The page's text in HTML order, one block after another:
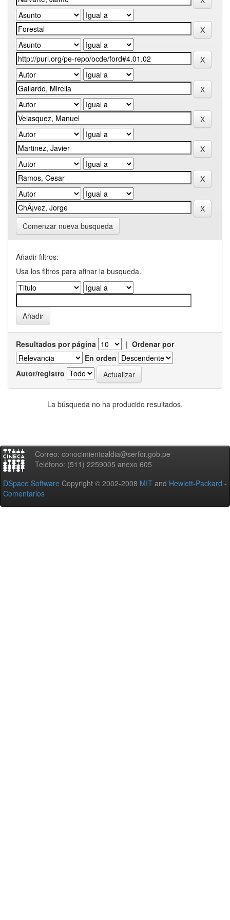
Comenzar nueva busqueda
Añadir filtros:
Usa los filtros para afinar la busqueda.
Resultados por página | Ordenar por
En orden
Autor/registro
La búsqueda no ha producido resultados.
Correo: conocimientoaldia@serfor.gob.pe
Teléfono: (511) 2259005 anexo 605
DSpace Software Copyright © 2002-2008 MIT and Hewlett-Packard -
Comentarios